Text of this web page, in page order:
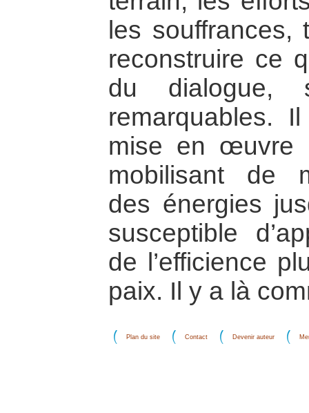
les souffrances,
reconstruire ce
du dialogue,
remarquables.
mise en œuvre
mobilisant de
des énergies
susceptible
de l’efficience
paix. Il y a là
Plan du site Contact Devenir auteur